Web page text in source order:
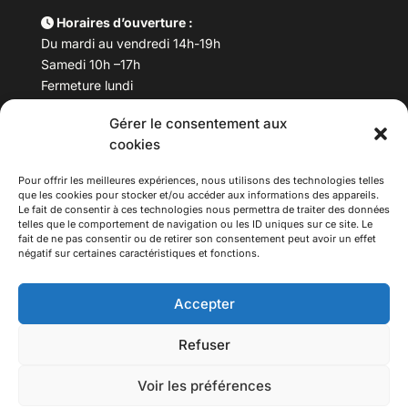
Gérer le consentement aux
cookies
Pour offrir les meilleures expériences, nous utilisons des technologies telles
que les cookies pour stocker et/ou accéder aux informations des appareils.
Le fait de consentir à ces technologies nous permettra de traiter des données
telles que le comportement de navigation ou les ID uniques sur ce site. Le
fait de ne pas consentir ou de retirer son consentement peut avoir un effet
négatif sur certaines caractéristiques et fonctions.
Accepter
Refuser
Voir les préférences
Horaires d’ouverture :
Du mardi au vendredi 14h-19h
Samedi 10h –17h
Fermeture lundi
Téléphone : 04 78 53 06 40
maisondesculturesasiatiques@asiexpo.com
Tous droits réservés.